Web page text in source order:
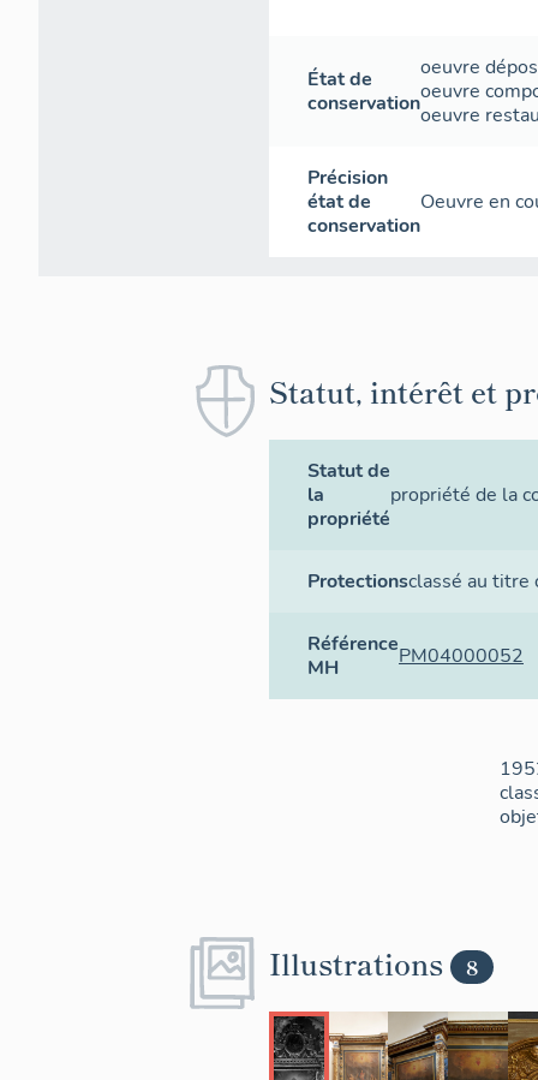
État de
conservation
oeuvre
oeuvre
oeuvre
Précision
état de
conservation
Oeuvre en
Statut, intérêt et
Statut de
la
propriété
propriété de la
Protectionsclassé au titre
Référence
MH
PM04000052
Illustrations 8